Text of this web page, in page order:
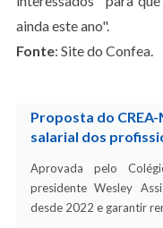
ainda este ano".
Fonte: Site do Confea.
Proposta do
salarial dos
Aprovada pelo
presidente Wesley
desde 2022 e garantir